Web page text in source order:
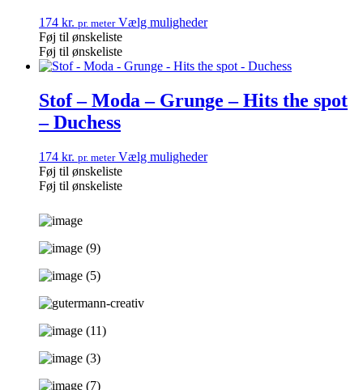
174 kr. pr. meter Vælg muligheder
Føj til ønskeliste
Føj til ønskeliste
Stof – Moda – Grunge – Hits the spot
– Duchess
174 kr. pr. meter Vælg muligheder
Føj til ønskeliste
Føj til ønskeliste